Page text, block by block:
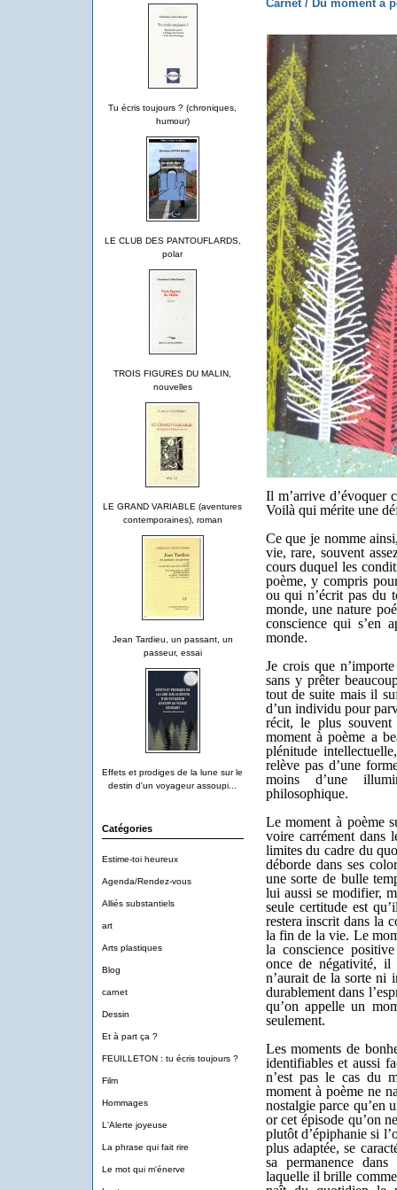
Tu écris toujours ? (chroniques,
humour)
LE CLUB DES PANTOUFLARDS,
polar
TROIS FIGURES DU MALIN,
nouvelles
LE GRAND VARIABLE (aventures
contemporaines), roman
Jean Tardieu, un passant, un
passeur, essai
Effets et prodiges de la lune sur le
destin d'un voyageur assoupi...
Catégories
Estime-toi heureux
Agenda/Rendez-vous
Alliés substantiels
art
Arts plastiques
Blog
carnet
Dessin
Et à part ça ?
FEUILLETON : tu écris toujours ?
Film
Hommages
L'Alerte joyeuse
La phrase qui fait rire
Le mot qui m'énerve
Carnet / Du moment à
Il m’arrive d’évoquer
Voilà qui mérite une
Ce que je nomme
vie, rare, souvent
cours duquel les
poème, y compris
ou qui n’écrit pas du
monde, une nature
conscience qui s’en
monde.
Je crois que
sans y prêter
tout de suite mais il
d’un individu pour
récit, le plus
moment à poème a
plénitude
relève pas d’une
moins d’une
philosophique.
Le moment à poème
voire carrément dans
limites du cadre du
déborde dans ses
une sorte de bulle
lui aussi se modifier,
seule certitude est
restera inscrit dans la
la fin de la vie. Le
la conscience
once de négativité, il
n’aurait de la sorte ni
durablement dans
qu’on appelle un
seulement.
Les moments de
identifiables et aussi
n’est pas le cas du
moment à poème ne
nostalgie parce qu’en
or cet épisode qu’on
plutôt d’épiphanie si
plus adaptée, se
sa permanence
laquelle il brille